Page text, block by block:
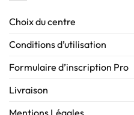
Choix du centre
Conditions d’utilisation
Formulaire d’inscription Pro
Livraison
Mentions Légales